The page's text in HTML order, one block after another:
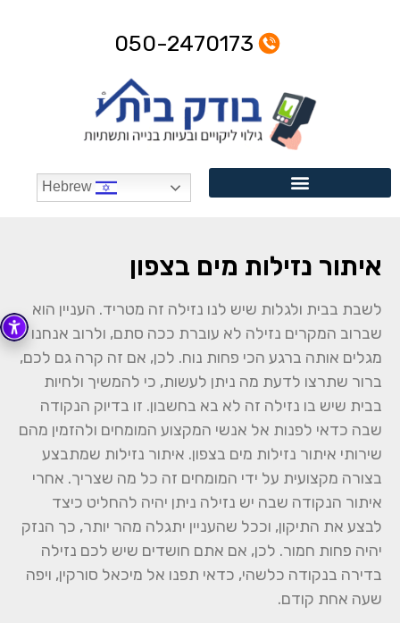
050-2470173
איתור נזילות מים בצפון
לשבת בבית ולגלות שיש לנו נזילה זה מטריד. העניין הוא
שברוב המקרים נזילה לא עוברת ככה סתם, ולרוב אנחנו
מגלים אותה ברגע הכי פחות נוח. לכן, אם זה קרה גם לכם,
ברור שתרצו לדעת מה ניתן לעשות, כי להמשיך ולחיות
בבית שיש בו נזילה זה לא בא בחשבון. זו בדיוק הנקודה
שבה כדאי לפנות אל אנשי המקצוע המומחים ולהזמין מהם
שירותי איתור נזילות מים בצפון. איתור נזילות שמתבצע
בצורה מקצועית על ידי המומחים זה כל מה שצריך. אחרי
איתור הנקודה שבה יש נזילה ניתן יהיה להחליט כיצד
לבצע את התיקון, וככל שהעניין יתגלה מהר יותר, כך הנזק
יהיה פחות חמור. לכן, אם אתם חושדים שיש לכם נזילה
בדירה בנקודה כלשהי, כדאי תפנו אל מיכאל סורקין, ויפה
שעה אחת קודם.